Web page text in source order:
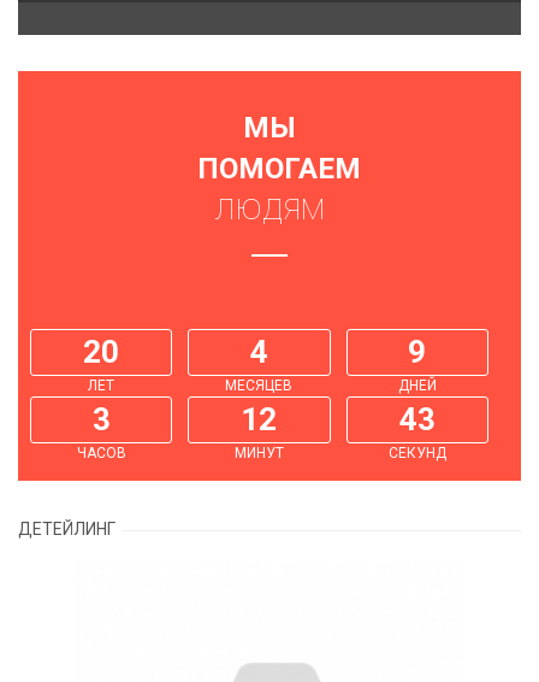
МЫ
ПОМОГАЕМ
ЛЮДЯМ
20
ЛЕТ
4
МЕСЯЦЕВ
9
ДНЕЙ
3
ЧАСОВ
12
МИНУТ
43
СЕКУНД
ДЕТЕЙЛИНГ